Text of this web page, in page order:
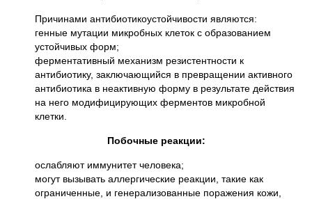
Причинами антибиотикоустойчивости являются:
генные мутации микробных клеток с образованием
устойчивых форм;
ферментативный механизм резистентности к
антибиотику, заключающийся в превращении активного
антибиотика в неактивную форму в результате действия
на него модифицирующих ферментов микробной
клетки.
Побочные реакции:
ослабляют иммунитет человека;
могут вызывать аллергические реакции, такие как
ограниченные, и генерализованные поражения кожи,